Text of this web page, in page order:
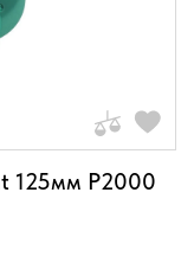
125мм P2000